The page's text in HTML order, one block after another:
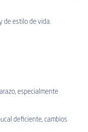
de estilo de vida.
especialmente
deficiente, cambios